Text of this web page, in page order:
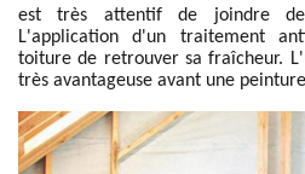
est très attentif de joindre des
L'application d'un traitement
toiture de retrouver sa fraîcheur.
très avantageuse avant une